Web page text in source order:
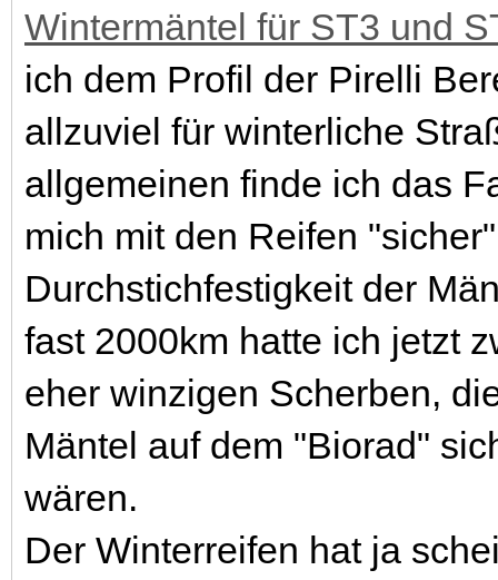
Wintermäntel für ST3 und
ich dem Profil der Pirelli
allzuviel für winterliche
allgemeinen finde ich das
mich mit den Reifen
Durchstichfestigkeit der
fast 2000km hatte ich jetzt
eher winzigen Scherben,
Mäntel auf dem "Biorad"
wären.
Der Winterreifen hat ja